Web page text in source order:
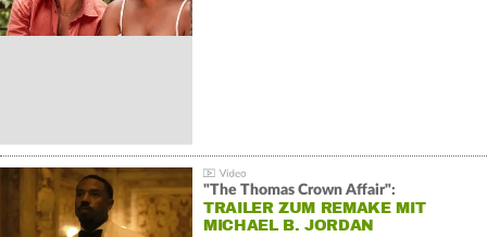
"The Thomas Crown Affair":
TRAILER ZUM REMAKE MIT
MICHAEL B. JORDAN